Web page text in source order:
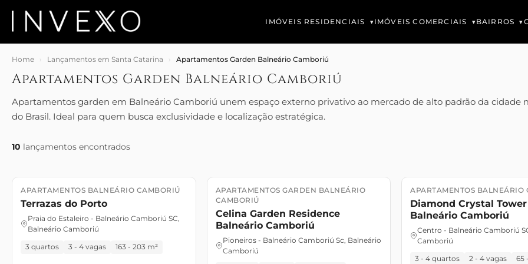
IMÓVEIS RESIDENCIAIS IMÓVEIS COMERCIAIS BAIRROS
Home › Lançamentos em Santa Catarina › Apartamentos Garden Balneário Camboriú
Apartamentos Garden Balneário Camboriú
Apartamentos garden em Balneário Camboriú unem espaço externo privativo ao mercado de alto padrão da cidade
do Brasil. Ideal para quem busca exclusividade e localização estratégica.
10 lançamentos encontrados
Lançamento Novembro/2025
APARTAMENTOS BALNEÁRIO CAMBORIÚ
Terrazas do Porto
Praia do Estaleiro - Balneário Camboriú SC,
Balneário Camboriú
3 quartos 3 - 4 vagas 163 - 203 m²
Lançamento JUNHO/30
APARTAMENTOS GARDEN BALNEÁRIO
CAMBORIÚ
Celina Garden Residence
Balneário Camboriú
Pioneiros - Balneário Camboriú Sc, Balneário
Camboriú
Lançamento FEVEREIRO/26
APARTAMENTOS BALNEÁRIO
Diamond Crystal Tower
Balneário Camboriú
Centro - Balneário Camboriú
Camboriú
3 - 4 quartos 2 - 4 vagas 65